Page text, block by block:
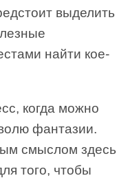
выделить
найти кое-
когда можно
фантазии.
смыслом здесь
того, чтобы